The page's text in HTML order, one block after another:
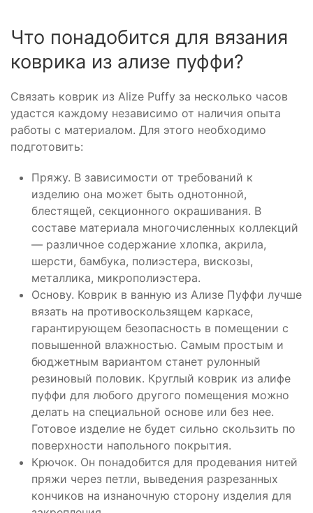
Что понадобится для вязания
коврика из ализе пуффи?
Связать коврик из Alize Puffy за несколько часов
удастся каждому независимо от наличия опыта
работы с материалом. Для этого необходимо
подготовить:
Пряжу. В зависимости от требований к
изделию она может быть однотонной,
блестящей, секционного окрашивания. В
составе материала многочисленных коллекций
— различное содержание хлопка, акрила,
шерсти, бамбука, полиэстера, вискозы,
металлика, микрополиэстера.
Основу. Коврик в ванную из Ализе Пуффи лучше
вязать на противоскользящем каркасе,
гарантирующем безопасность в помещении с
повышенной влажностью. Самым простым и
бюджетным вариантом станет рулонный
резиновый половик. Круглый коврик из алифе
пуффи для любого другого помещения можно
делать на специальной основе или без нее.
Готовое изделие не будет сильно скользить по
поверхности напольного покрытия.
Крючок. Он понадобится для продевания нитей
пряжи через петли, выведения разрезанных
кончиков на изнаночную сторону изделия для